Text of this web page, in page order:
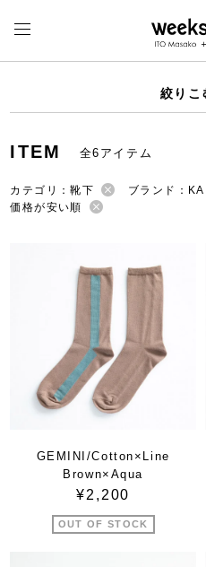
絞りこ
ITEM 全6アイテム
カテゴリ：靴下
ブランド：
価格が安い順
GEMINI/Cotton×Line
Brown×Aqua
¥2,200
OUT OF STOCK